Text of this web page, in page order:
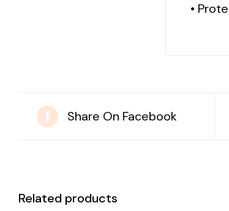
•
Share On Facebook
Related products